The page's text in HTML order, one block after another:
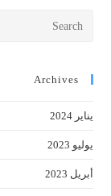
Archives
يناير 2024
يوليو 2023
أبريل 2023